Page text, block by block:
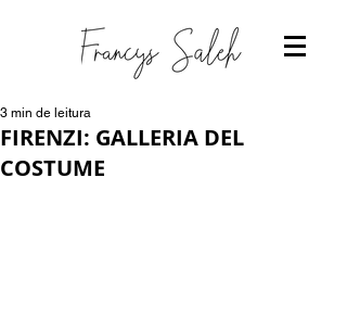
FIRENZI: GALLERIA DEL
COSTUME
3 min de leitura